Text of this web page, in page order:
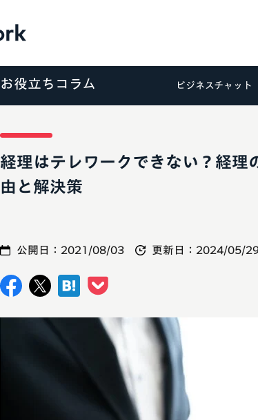
お役立ちコラム ビジネスチャット
経理はテレワークできない？経理
由と解決策
公開日： 2021/08/03 更新日： 2024/05/